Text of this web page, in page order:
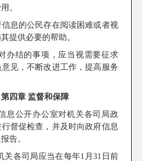
。
的公民存在阅读困难或者视
提供必要的帮助。
办结的事项，应当视需要征求
见，不断改进工作，提高服务
章 监督和保障
息公开办公室对机关各司局政
督促检查，并及时向政府信息
告。
关各司局应当在每年1月31日前